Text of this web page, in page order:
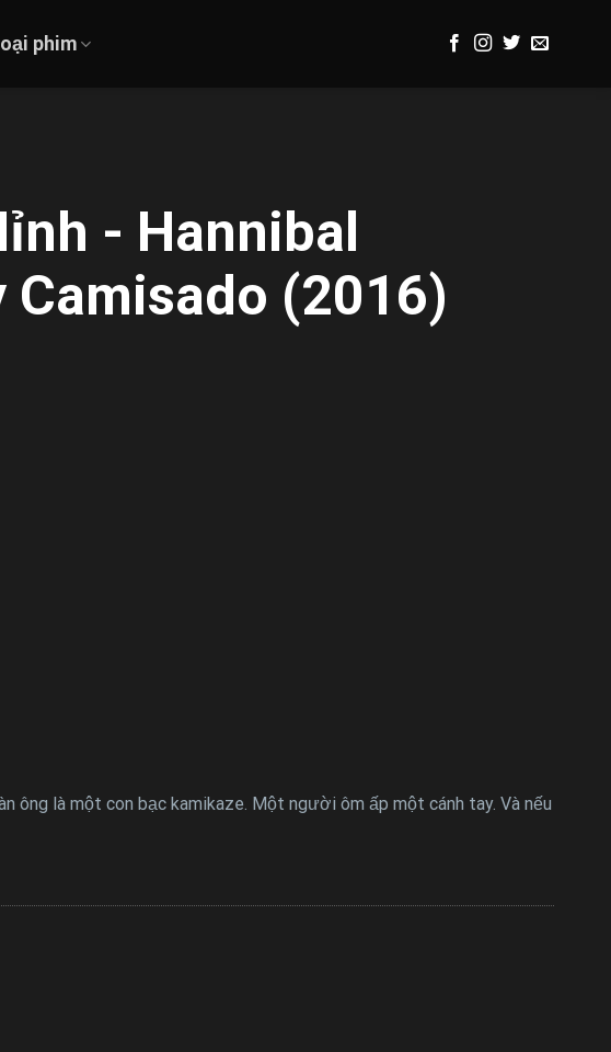
phim
- Hannibal
Camisado (2016)
ông là một con bạc kamikaze. Một người ôm ấp một cánh tay. Và nếu